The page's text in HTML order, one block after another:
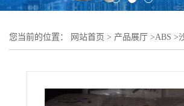
您当前的位置： 网站首页 > 产品展厅 >ABS >